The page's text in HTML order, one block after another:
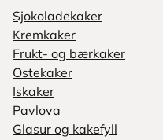
Sjokoladekaker
Kremkaker
Frukt- og bærkaker
Ostekaker
Iskaker
Pavlova
Glasur og kakefyll